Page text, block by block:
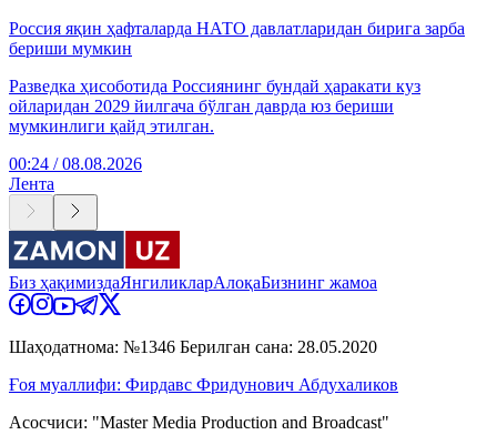
Россия яқин ҳафталарда НАТО давлатларидан бирига зарба
бериши мумкин
Разведка ҳисоботида Россиянинг бундай ҳаракати куз
ойларидан 2029 йилгача бўлган даврда юз бериши
мумкинлиги қайд этилган.
00:24 / 08.08.2026
Лента
Биз ҳақимиздаЯнгиликларАлоқаБизнинг жамоа
Шаҳодатнома: №1346 Берилган сана: 28.05.2020
Ғоя муаллифи: Фирдавс Фридунович Абдухаликов
Асосчиси: "Master Media Production and Broadcast"